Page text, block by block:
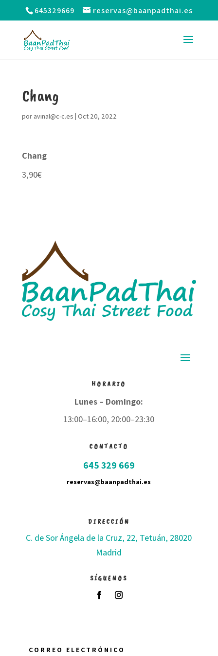
645329669 reservas@baanpadthai.es
Chang
por avinal@c-c.es | Oct 20, 2022
Chang
3,90€
HORARIO
Lunes – Domingo:
13:00–16:00, 20:00–23:30
CONTACTO
645 329 669
reservas@baanpadthai.es
DIRECCIÓN
C. de Sor Ángela de la Cruz, 22, Tetuán, 28020
Madrid
SÍGUENOS